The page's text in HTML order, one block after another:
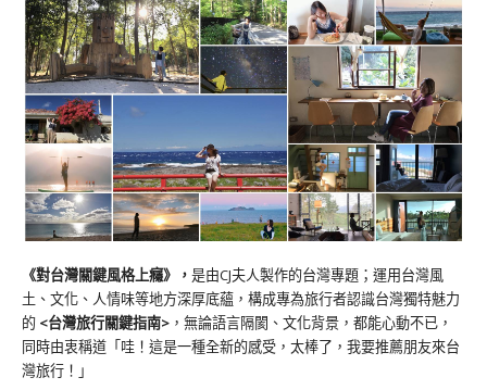
《對台灣關鍵風格上癮》 ， 是由CJ夫人製作的台灣專題；運用台灣風
土、文化、人情味等地方深厚底蘊，構成專為旅行者認識台灣獨特魅力
的 <台灣旅行關鍵指南> ，無論語言隔閡、文化背景，都能心動不已，
同時由衷稱道「哇！這是一種全新的感受，太棒了，我要推薦朋友來台
灣旅行！」